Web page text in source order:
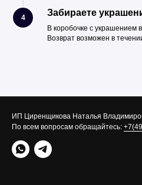
4 Забираете
В коробочке с украшением
Возврат возможен в
ИП Циренщикова Наталья
По всем вопросам обращайтесь: